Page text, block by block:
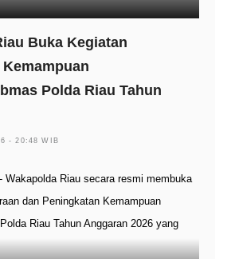
Buka Kegiatan
Polda Riau Tahun
- 20:48 WIB
Wakapolda Riau secara resmi membuka
dan Peningkatan Kemampuan
Riau Tahun Anggaran 2026 yang